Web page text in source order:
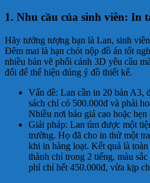
1. Nhu cầu của sinh viên: In
Hãy tưởng tượng bạn là Lan, sinh
Đêm mai là hạn chót nộp đồ án tốt
nhiều bản vẽ phối cảnh 3D yêu cầu
đối để thể hiện đúng ý đồ thiết kế.
Vấn đề: Lan cần in 20 bản A3,
sách chỉ có 500.000đ và phải
Nhiều nơi báo giá cao hoặc
Giải pháp: Lan tìm được một
trường. Họ đã cho in thử một
khi in hàng loạt. Kết quả là
thành chỉ trong 2 tiếng, màu
phí chỉ hết 450.000đ, vừa kịp